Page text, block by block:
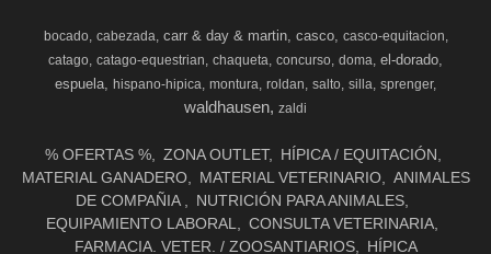
bocado cabezada carr & day & martin casco
casco-equitacion
catago catago-equestrian chaqueta concurso doma el-dorado
espuela
hispano-hipica montura roldan salto silla sprenger
waldhausen zaldi
% OFERTAS % ZONA OUTLET
HÍPICA / EQUITACIÓN
MATERIAL GANADERO
MATERIAL VETERINARIO
ANIMALES
DE COMPAÑIA
NUTRICIÓN PARA ANIMALES
EQUIPAMIENTO LABORAL
CONSULTA VETERINARIA
FARMACIA. VETER. / ZOOSANTIARIOS
HÍPICA